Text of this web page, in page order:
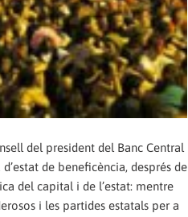
del president del Banc Central
de beneficència, després de
del capital i de l’estat: mentre
i les partides estatals per a